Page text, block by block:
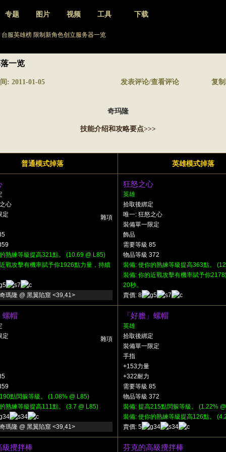
专题 图片 视频 工具 下载
台服英雄榜 限制新角色创立服务器一览
一览
: 2011-01-05 发表评论/查看评论 复
奇玛隆
技能介绍和攻略要点>>>
普通模式掉落 英雄模式掉落
心
定
雜項
熟練等級提高321點。 (10.69 @ L85)
戰攻擊有機率賦予你1926點力量，持續
5
7
瑪隆 @ 黑翼陷窟 <39,41>
狂怒之心
英雄
拾取後綁定
唯一: 狂怒之心
裝備單一限定
飾品
需要等級 85
物品等級 372
裝備: 使你的熟練等級提高363點。
裝備: 你的近戰攻擊有機率賦予你
20秒。
賣價: 8
5 7
螺帽
定
雜項
點閃躲等級。 (1.08% @ L85)
熟練等級提高111點。 (3.7 @ L85)
34
34
瑪隆 @ 黑翼陷窟 <39,41>
「好膽」螺帽
英雄
拾取後綁定
裝備單一限定
手指
+153力量
+322耐力
需要等級 85
物品等級 372
裝備: 提高215點閃躲等級。 (1.22%
裝備: 使你的熟練等級提高126點。
賣價: 5
34 34
級攪拌棒 芬克的高級攪拌棒